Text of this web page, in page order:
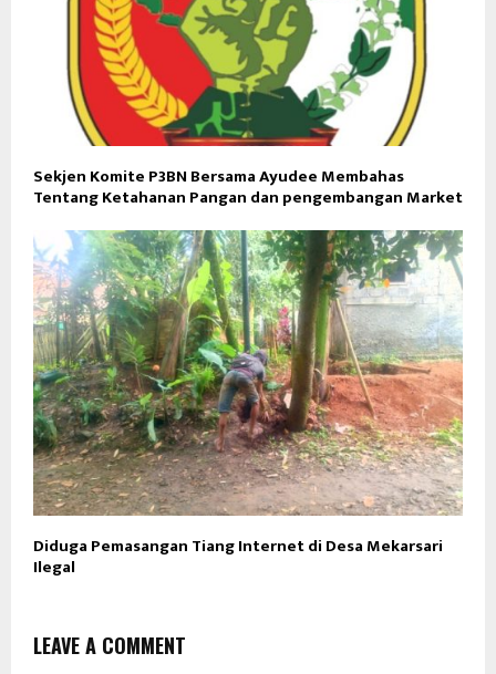
Sekjen Komite P3BN Bersama Ayudee Membahas
Tentang Ketahanan Pangan dan pengembangan Market
Diduga Pemasangan Tiang Internet di Desa Mekarsari
Ilegal
LEAVE A COMMENT